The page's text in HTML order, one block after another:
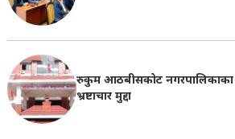
रुकुम आठबीसकोट नगरपालिकाका
भ्रष्टाचार मुद्दा